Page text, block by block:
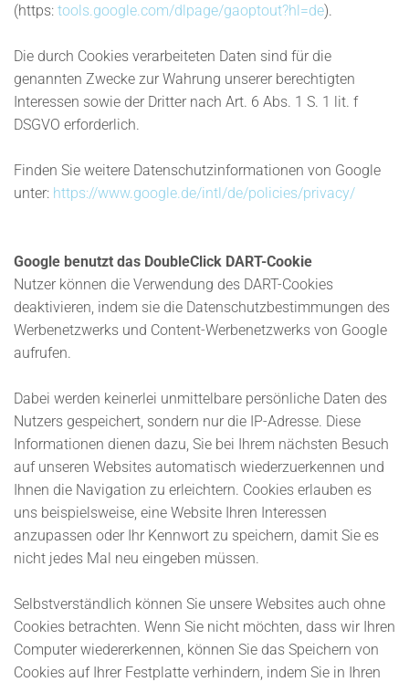
(https: tools.google.com/dlpage/gaoptout?hl=de).
Die durch Cookies verarbeiteten Daten sind für die
genannten Zwecke zur Wahrung unserer berechtigten
Interessen sowie der Dritter nach Art. 6 Abs. 1 S. 1 lit. f
DSGVO erforderlich.
Finden Sie weitere Datenschutzinformationen von Google
unter: https://www.google.de/intl/de/policies/privacy/
Google benutzt das DoubleClick DART-Cookie
Nutzer können die Verwendung des DART-Cookies
deaktivieren, indem sie die Datenschutzbestimmungen des
Werbenetzwerks und Content-Werbenetzwerks von Google
aufrufen.
Dabei werden keinerlei unmittelbare persönliche Daten des
Nutzers gespeichert, sondern nur die IP-Adresse. Diese
Informationen dienen dazu, Sie bei Ihrem nächsten Besuch
auf unseren Websites automatisch wiederzuerkennen und
Ihnen die Navigation zu erleichtern. Cookies erlauben es
uns beispielsweise, eine Website Ihren Interessen
anzupassen oder Ihr Kennwort zu speichern, damit Sie es
nicht jedes Mal neu eingeben müssen.
Selbstverständlich können Sie unsere Websites auch ohne
Cookies betrachten. Wenn Sie nicht möchten, dass wir Ihren
Computer wiedererkennen, können Sie das Speichern von
Cookies auf Ihrer Festplatte verhindern, indem Sie in Ihren